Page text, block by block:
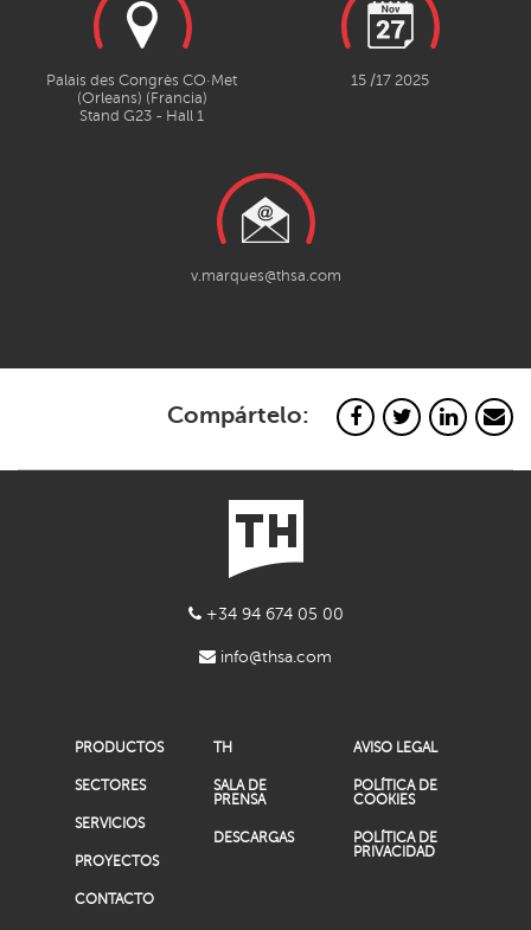
Palais des Congrès CO·Met
(Orleans) (Francia)
Stand G23 - Hall 1
15 /17 2025
v.marques@thsa.com
Compártelo:
+34 94 674 05 00
info@thsa.com
PRODUCTOS
SECTORES
SERVICIOS
PROYECTOS
CONTACTO
TH
SALA DE
PRENSA
DESCARGAS
AVISO LEGAL
POLÍTICA DE
COOKIES
POLÍTICA DE
PRIVACIDAD